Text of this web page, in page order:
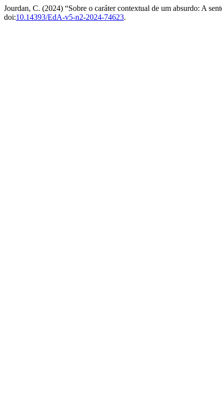
Jourdan, C. (2024) “Sobre o caráter contextual de um absurdo: A
doi:10.14393/EdA-v5-n2-2024-74623.